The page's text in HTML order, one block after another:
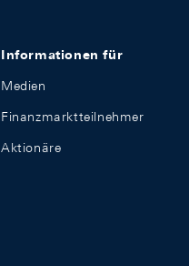
Informationen für
Medien
Finanzmarktteilnehmer
Aktionäre